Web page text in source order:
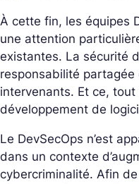
À cette fin, les équipes
une attention
existantes. La sécurité
responsabilité
intervenants. Et ce,
développement de
Le DevSecOps n’est
dans un contexte
cybercriminalité. Afin